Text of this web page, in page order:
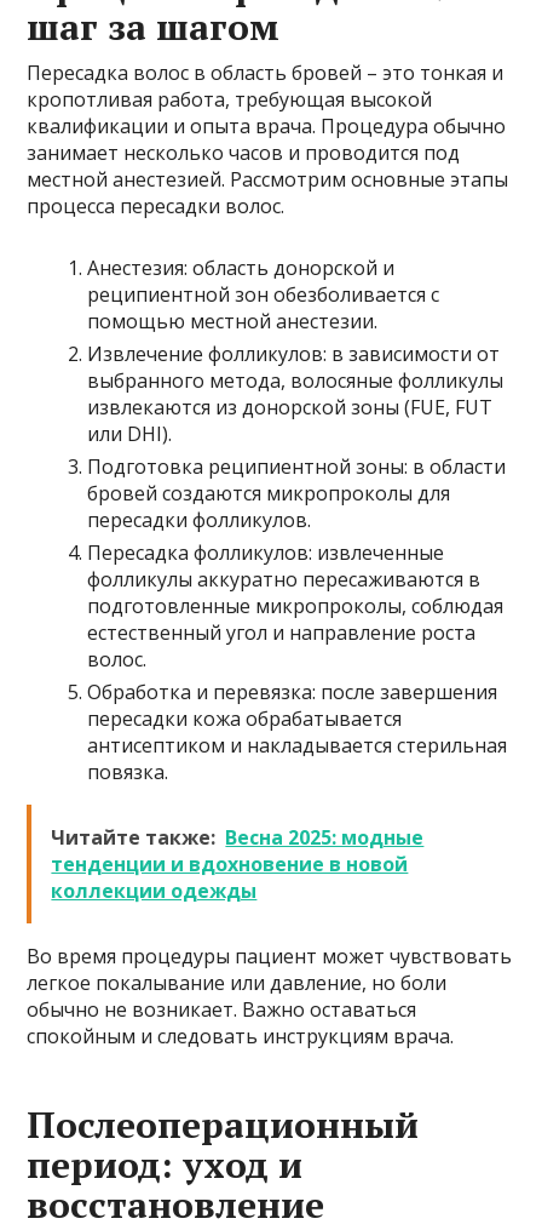
шаг за шагом
Пересадка волос в область бровей – это тонкая и
кропотливая работа, требующая высокой
квалификации и опыта врача. Процедура обычно
занимает несколько часов и проводится под
местной анестезией. Рассмотрим основные этапы
процесса пересадки волос.
Анестезия: область донорской и
реципиентной зон обезболивается с
помощью местной анестезии.
Извлечение фолликулов: в зависимости от
выбранного метода, волосяные фолликулы
извлекаются из донорской зоны (FUE, FUT
или DHI).
Подготовка реципиентной зоны: в области
бровей создаются микропроколы для
пересадки фолликулов.
Пересадка фолликулов: извлеченные
фолликулы аккуратно пересаживаются в
подготовленные микропроколы, соблюдая
естественный угол и направление роста
волос.
Обработка и перевязка: после завершения
пересадки кожа обрабатывается
антисептиком и накладывается стерильная
повязка.
Читайте также: Весна 2025: модные
тенденции и вдохновение в новой
коллекции одежды
Во время процедуры пациент может чувствовать
легкое покалывание или давление, но боли
обычно не возникает. Важно оставаться
спокойным и следовать инструкциям врача.
Послеоперационный
период: уход и
восстановление